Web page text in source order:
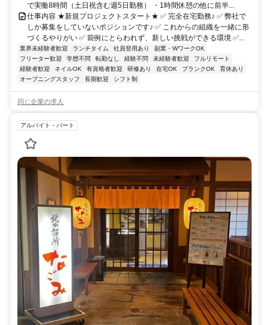
で実働8時間（土日祝含む週5日勤務） ・1時間休憩の他に前半...
仕事内容 ★新規プロジェクトスタート★ ✅ 完全在宅勤務♪ ✅ 弊社で
しか募集をしていないポジションです♪ ✅ これからの組織を一緒に形
づくるやりがい ✅ 前例にとらわれず、新しい挑戦ができる環境 ✅...
業界未経験者歓迎 ランチタイム 社員登用あり
副業・WワークOK
フリーター歓迎
学歴不問 転勤なし 経験不問 未経験者歓迎
フルリモート
経験者歓迎
ネイルOK 有資格者歓迎 研修あり 在宅OK ブランクOK
育休あり
オープニングスタッフ
長期歓迎 シフト制
同じ企業の求人
アルバイト・パート